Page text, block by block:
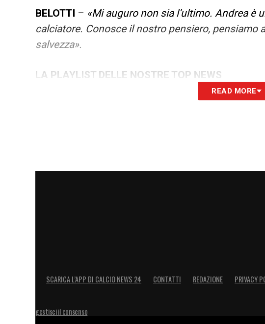
BELOTTI – «Mi auguro non sia l’ultimo. Andrea è
calciatore. Conosce il nostro pensiero, pensiamo
salvezza».
LA PLAYLIST DELLE NOSTRE TOP NEWS
READ MORE
SCARICA L’APP DI CALCIO NEWS 24 CONTATTI REDAZIONE PRIVACY
gestisci il consenso